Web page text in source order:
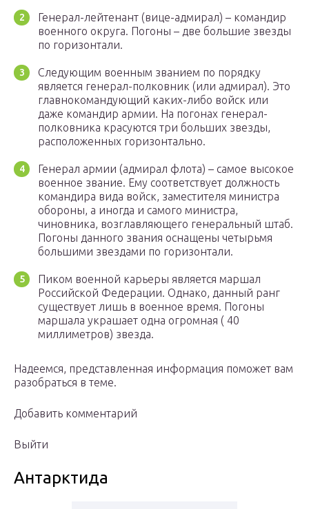
Генерал-лейтенант (вице-адмирал) – командир
военного округа. Погоны – две большие звезды
по горизонтали.
Следующим военным званием по порядку
является генерал-полковник (или адмирал). Это
главнокомандующий каких-либо войск или
даже командир армии. На погонах генерал-
полковника красуются три больших звезды,
расположенных горизонтально.
Генерал армии (адмирал флота) – самое высокое
военное звание. Ему соответствует должность
командира вида войск, заместителя министра
обороны, а иногда и самого министра,
чиновника, возглавляющего генеральный штаб.
Погоны данного звания оснащены четырьмя
большими звездами по горизонтали.
Пиком военной карьеры является маршал
Российской Федерации. Однако, данный ранг
существует лишь в военное время. Погоны
маршала украшает одна огромная ( 40
миллиметров) звезда.
Надеемся, представленная информация поможет вам
разобраться в теме.
Добавить комментарий
Выйти
Антарктида